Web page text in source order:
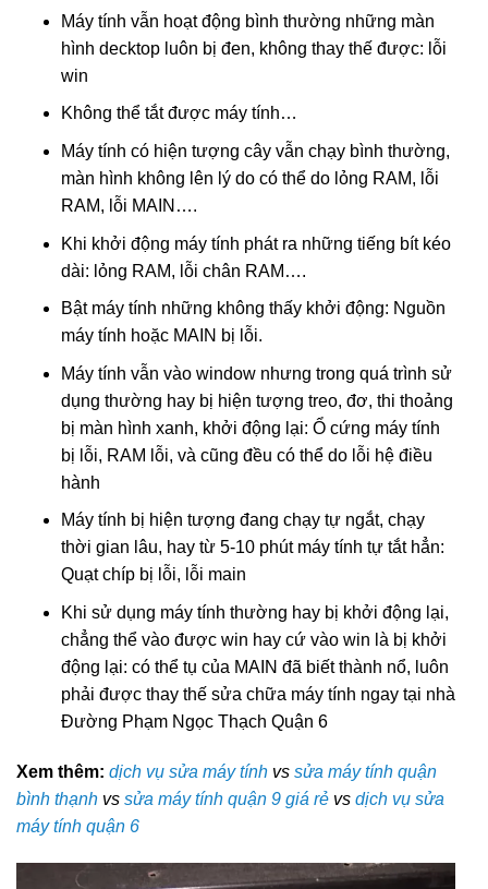
Máy tính vẫn hoạt động bình thường những màn
hình decktop luôn bị đen, không thay thế được: lỗi
win
Không thể tắt được máy tính…
Máy tính có hiện tượng cây vẫn chạy bình thường,
màn hình không lên lý do có thể do lỏng RAM, lỗi
RAM, lỗi MAIN….
Khi khởi động máy tính phát ra những tiếng bít kéo
dài: lỏng RAM, lỗi chân RAM….
Bật máy tính những không thấy khởi động: Nguồn
máy tính hoặc MAIN bị lỗi.
Máy tính vẫn vào window nhưng trong quá trình sử
dụng thường hay bị hiện tượng treo, đơ, thi thoảng
bị màn hình xanh, khởi động lại: Ổ cứng máy tính
bị lỗi, RAM lỗi, và cũng đều có thể do lỗi hệ điều
hành
Máy tính bị hiện tượng đang chạy tự ngắt, chạy
thời gian lâu, hay từ 5-10 phút máy tính tự tắt hẳn:
Quạt chíp bị lỗi, lỗi main
Khi sử dụng máy tính thường hay bị khởi động lại,
chẳng thể vào được win hay cứ vào win là bị khởi
động lại: có thể tụ của MAIN đã biết thành nổ, luôn
phải được thay thế sửa chữa máy tính ngay tại nhà
Đường Phạm Ngọc Thạch Quận 6
Xem thêm: dịch vụ sửa máy tính vs sửa máy tính quận
bình thạnh vs sửa máy tính quận 9 giá rẻ vs dịch vụ sửa
máy tính quận 6